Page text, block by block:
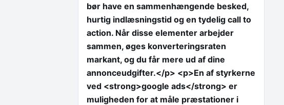
bør have en sammenhængende besked,
hurtig indlæsningstid og en tydelig call to
action. Når disse elementer arbejder
sammen, øges konverteringsraten
markant, og du får mere ud af dine
annonceudgifter.</p> <p>En af styrkerne
ved <strong>google ads</strong> er
muligheden for at måle præstationer i